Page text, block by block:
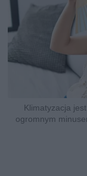
Klimatyzacja
ogromnym